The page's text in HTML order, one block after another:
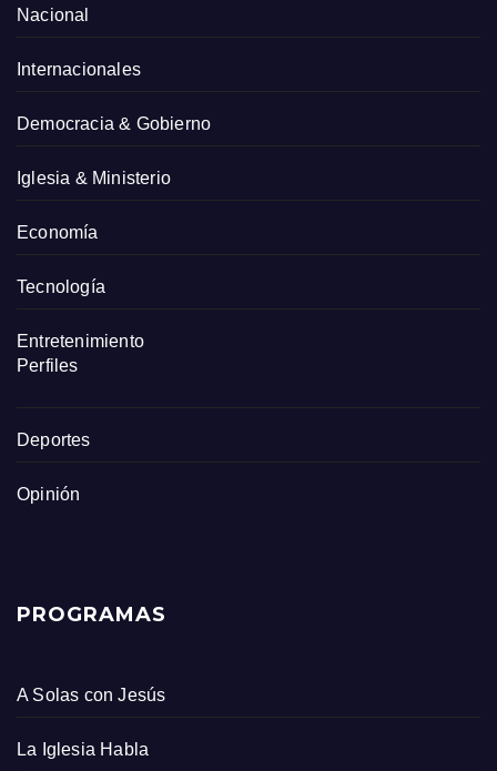
Nacional
Internacionales
Democracia & Gobierno
Iglesia & Ministerio
Economía
Tecnología
Entretenimiento
Perfiles
Deportes
Opinión
PROGRAMAS
A Solas con Jesús
La Iglesia Habla